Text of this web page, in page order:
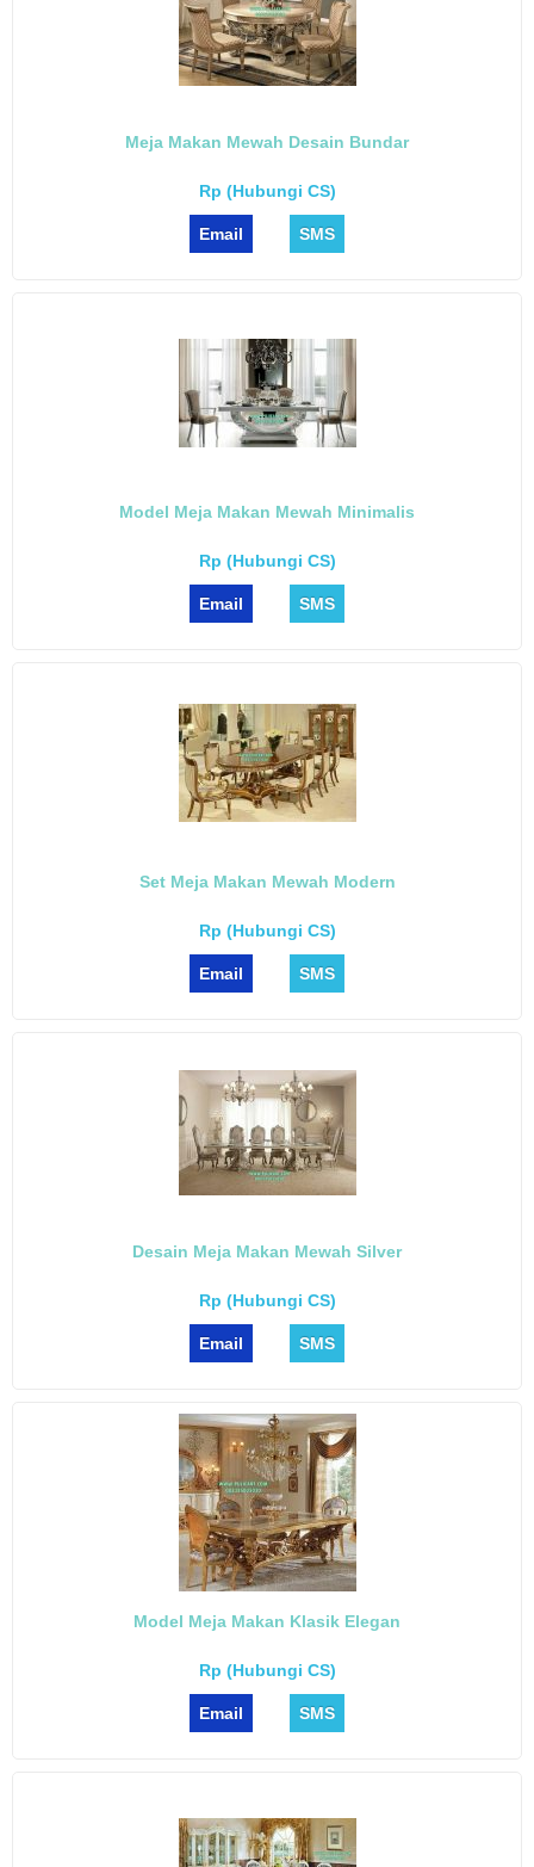
Meja Makan Mewah Desain Bundar
Rp (Hubungi CS)
Email SMS
Model Meja Makan Mewah Minimalis
Rp (Hubungi CS)
Email SMS
Set Meja Makan Mewah Modern
Rp (Hubungi CS)
Email SMS
Desain Meja Makan Mewah Silver
Rp (Hubungi CS)
Email SMS
Model Meja Makan Klasik Elegan
Rp (Hubungi CS)
Email SMS